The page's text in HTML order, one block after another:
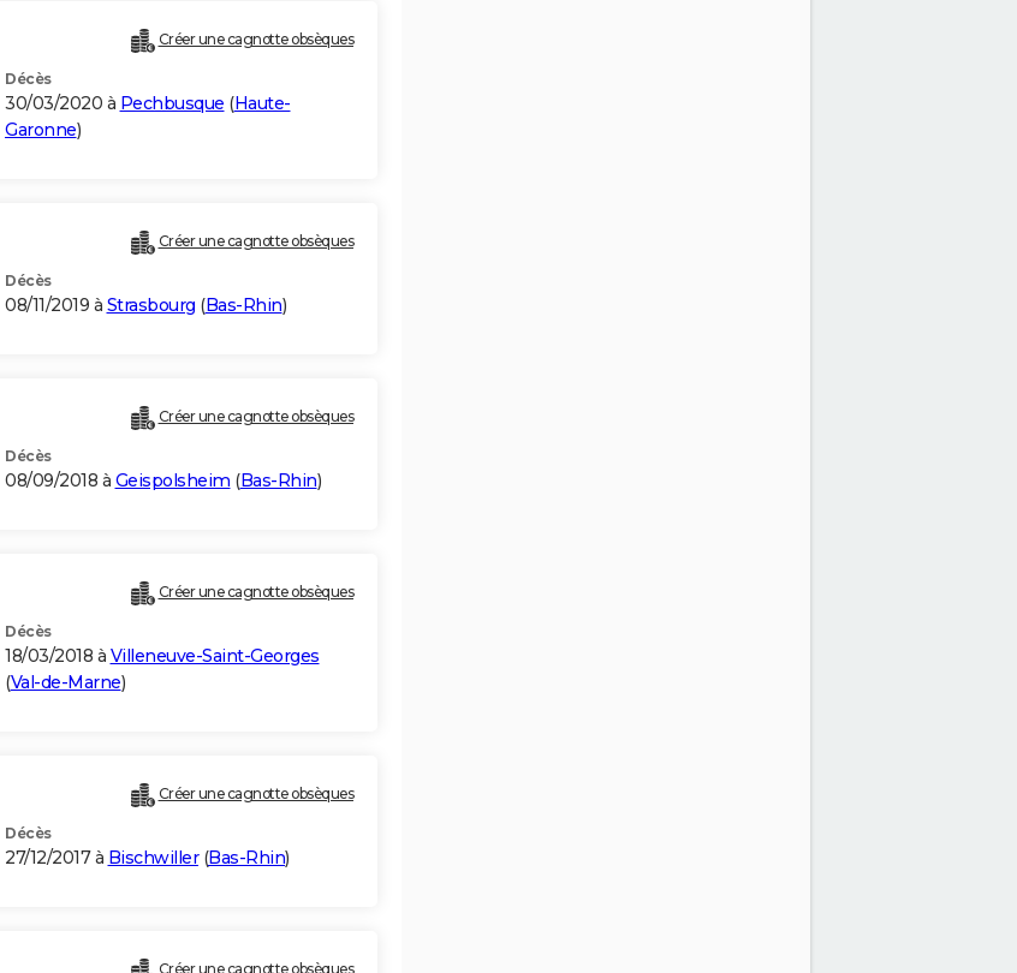
Créer une cagnotte obsèques
Décès
30/03/2020 à Pechbusque (Haute-
Garonne)
Créer une cagnotte obsèques
Décès
08/11/2019 à Strasbourg (Bas-Rhin)
Créer une cagnotte obsèques
Décès
08/09/2018 à Geispolsheim (Bas-Rhin)
Créer une cagnotte obsèques
Décès
18/03/2018 à Villeneuve-Saint-Georges
(Val-de-Marne)
Créer une cagnotte obsèques
Décès
27/12/2017 à Bischwiller(Bas-Rhin)
Créer une cagnotte obsèques